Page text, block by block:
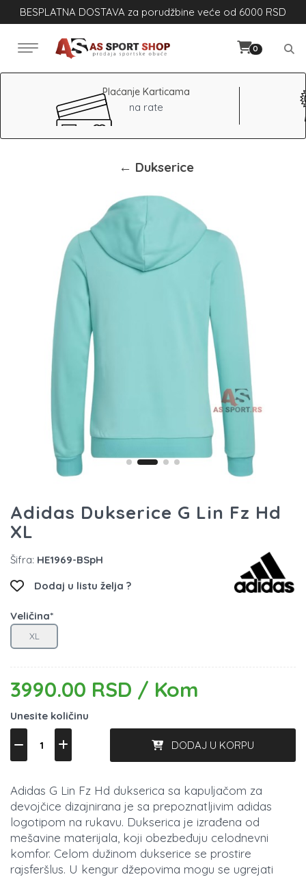
BESPLATNA DOSTAVA za porudžbine veće od 6000 RSD
0
Plaćanje Karticama
na rate
← Dukserice
Adidas Dukserice G Lin Fz Hd
XL
Šifra: HE1969-BSpH
Dodaj u listu želja ?
Veličina*
XL
3990.00 RSD / Kom
Unesite količinu
DODAJ U KORPU
Adidas G Lin Fz Hd dukserica sa kapuljačom za
devojčice dizajnirana je sa prepoznatljivim adidas
logotipom na rukavu. Dukserica je izrađena od
mešavine materijala, koji obezbeđuju celodnevni
komfor. Celom dužinom dukserice se prostire
rajsferšlus. U kengur džepovima mogu se ugrejati